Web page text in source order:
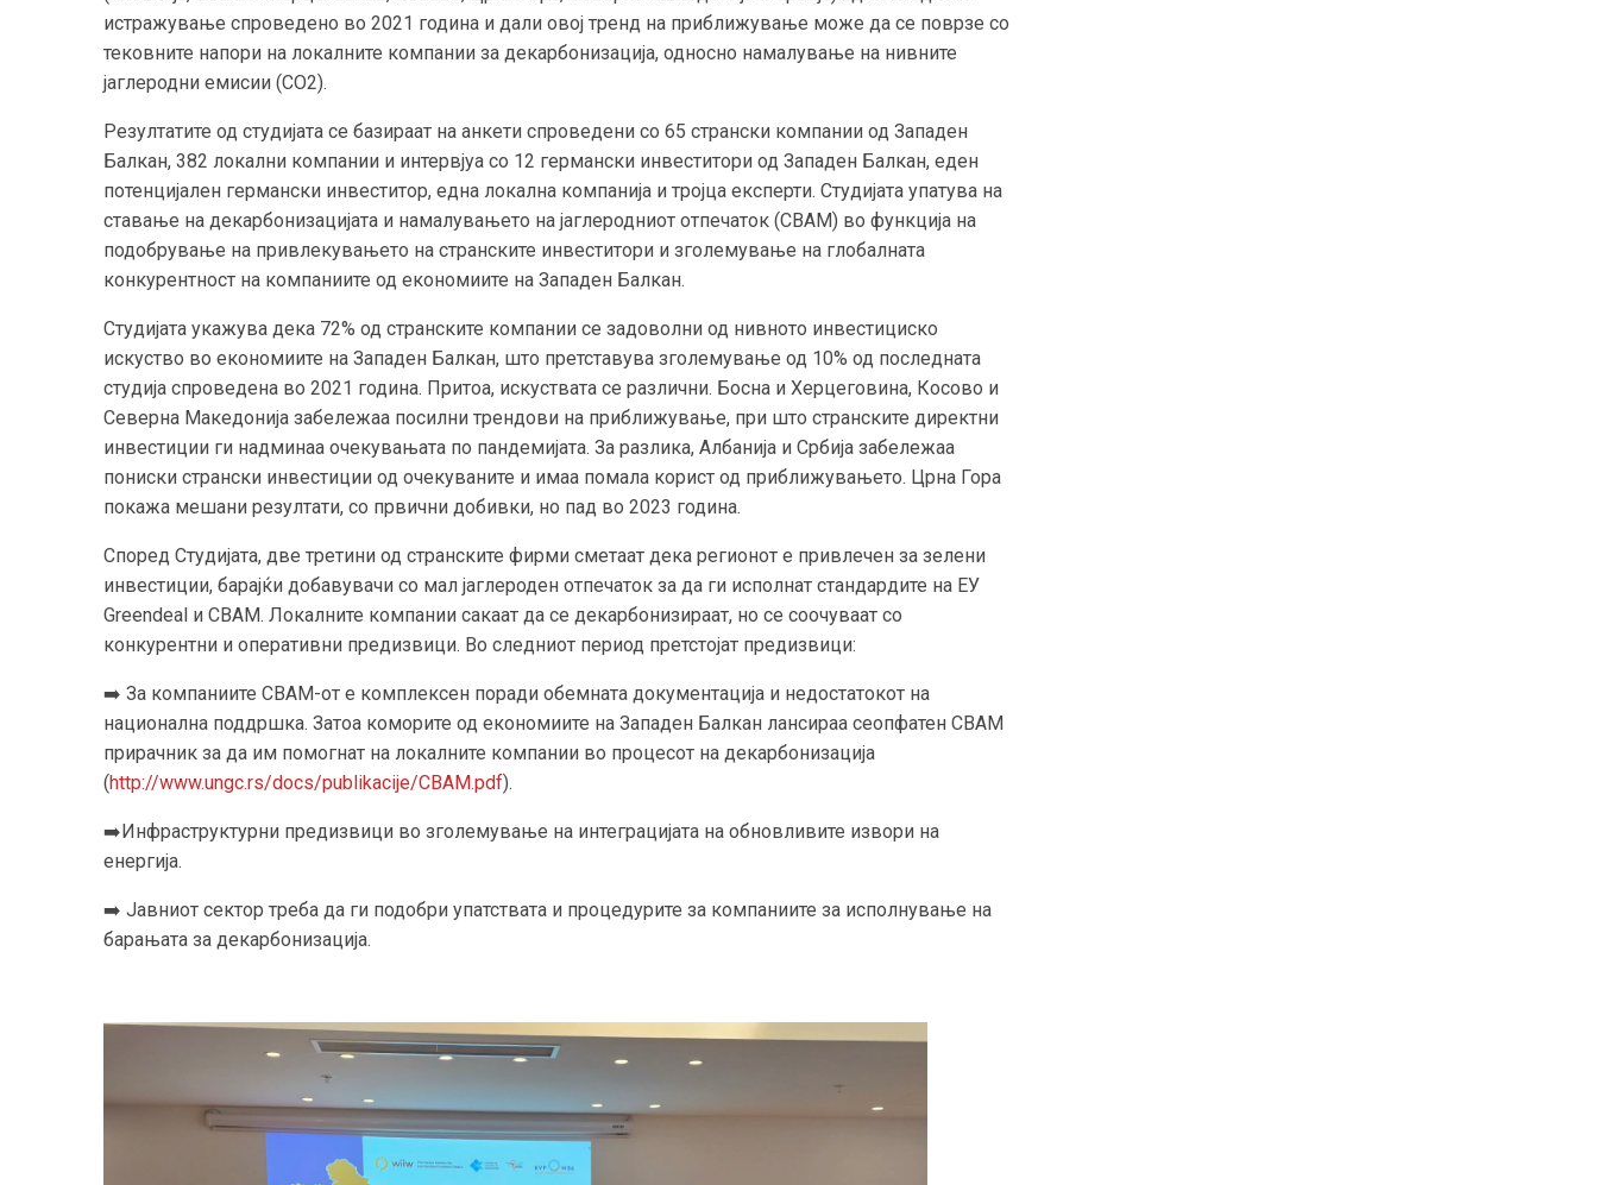
истражување спроведено во 2021 година и дали овој тренд на приближување може да се поврзе со
тековните напори на локалните компании за декарбонизација, односно намалување на нивните
јаглеродни емисии (CO2).
Резултатите од студијата се базираат на анкети спроведени со 65 странски компании од Западен
Балкан, 382 локални компании и интервјуа со 12 германски инвеститори од Западен Балкан, еден
потенцијален германски инвеститор, една локална компанија и тројца експерти. Студијата упатува на
ставање на декарбонизацијата и намалувањето на јаглеродниот отпечаток (CBAM) во функција на
подобрување на привлекувањето на странските инвеститори и зголемување на глобалната
конкурентност на компаниите од економиите на Западен Балкан.
Студијата укажува дека 72% од странските компании се задоволни од нивното инвестициско
искуство во економиите на Западен Балкан, што претставува зголемување од 10% од последната
студија спроведена во 2021 година. Притоа, искуствата се различни. Босна и Херцеговина, Косово и
Северна Македонија забележаа посилни трендови на приближување, при што странските директни
инвестиции ги надминаа очекувањата по пандемијата. За разлика, Албанија и Србија забележаа
пониски странски инвестиции од очекуваните и имаа помала корист од приближувањето. Црна Гора
покажа мешани резултати, со првични добивки, но пад во 2023 година.
Според Студијата, две третини од странските фирми сметаат дека регионот е привлечен за зелени
инвестиции, барајќи добавувачи со мал јаглероден отпечаток за да ги исполнат стандардите на ЕУ
Greendeal и CBAM. Локалните компании сакаат да се декарбонизираат, но се соочуваат со
конкурентни и оперативни предизвици. Во следниот период претстојат предизвици:
➡️ За компаниите CBAM-от е комплексен поради обемната документација и недостатокот на
национална поддршка. Затоа коморите од економиите на Западен Балкан лансираа сеопфатен CBAM
прирачник за да им помогнат на локалните компании во процесот на декарбонизација
(http://www.ungc.rs/docs/publikacije/CBAM.pdf).
➡️Инфраструктурни предизвици во зголемување на интеграцијата на обновливите извори на
енергија.
➡️ Јавниот сектор треба да ги подобри упатствата и процедурите за компаниите за исполнување на
барањата за декарбонизација.